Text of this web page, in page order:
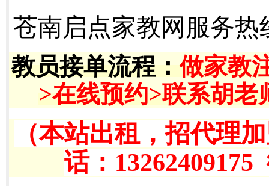
苍南启点家教网服务热
教员接单流程 ：做家教
>在线预约>联系胡老
（本站出租，招代理
话：